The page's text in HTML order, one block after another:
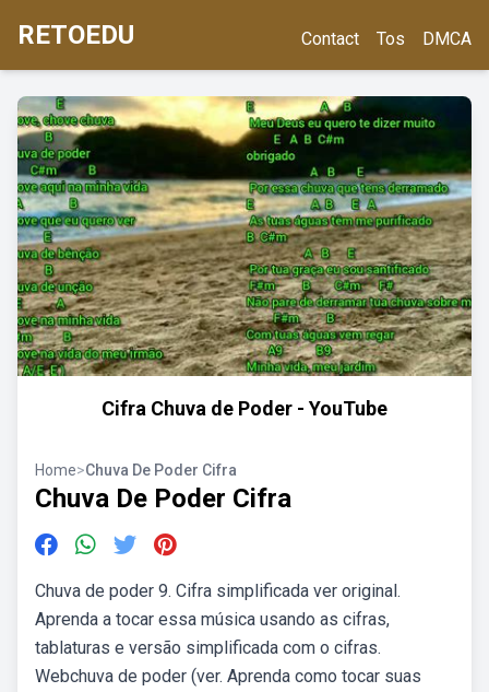
RETOEDU Contact Tos DMCA
Cifra Chuva de Poder - YouTube
Home>Chuva De Poder Cifra
Chuva De Poder Cifra
Chuva de poder 9. Cifra simplificada ver original.
Aprenda a tocar essa música usando as cifras,
tablaturas e versão simplificada com o cifras.
Webchuva de poder (ver. Aprenda como tocar suas